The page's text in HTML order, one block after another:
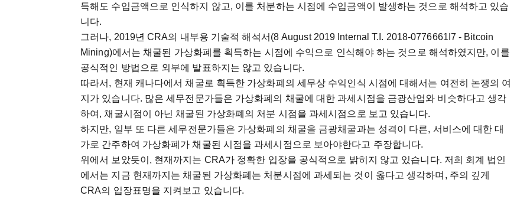
득해도 수입금액으로 인식하지 않고, 이를 처분하는 시점에 수입금액이 발생하는 것으로 해석하고 있습
니다.
그러나, 2019년 CRA의 내부용 기술적 해석서(8 August 2019 Internal T.I. 2018-0776661I7 - Bitcoin
Mining)에서는 채굴된 가상화폐를 획득하는 시점에 수익으로 인식해야 하는 것으로 해석하였지만, 이를
공식적인 방법으로 외부에 발표하지는 않고 있습니다.
따라서, 현재 캐나다에서 채굴로 획득한 가상화폐의 세무상 수익인식 시점에 대해서는 여전히 논쟁의 여
지가 있습니다. 많은 세무전문가들은 가상화폐의 채굴에 대한 과세시점을 금광산업와 비슷하다고 생각
하여, 채굴시점이 아닌 채굴된 가상화폐의 처분 시점을 과세시점으로 보고 있습니다.
하지만, 일부 또 다른 세무전문가들은 가상화폐의 채굴을 금광채굴과는 성격이 다른, 서비스에 대한 대
가로 간주하여 가상화폐가 채굴된 시점을 과세시점으로 보아야한다고 주장합니다.
위에서 보았듯이, 현재까지는 CRA가 정확한 입장을 공식적으로 밝히지 않고 있습니다. 저희 회계 법인
에서는 지금 현재까지는 채굴된 가상화폐는 처분시점에 과세되는 것이 옳다고 생각하며, 주의 깊게
CRA의 입장표명을 지켜보고 있습니다.